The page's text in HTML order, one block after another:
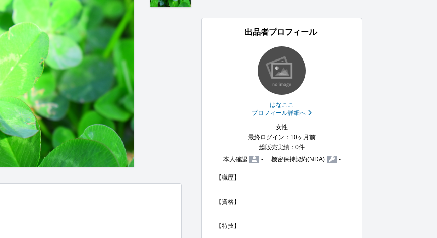
出品者プロフィール
はなここ
プロフィール詳細へ
女性
最終ログイン：10ヶ月前
総販売実績：0件
本人確認
- 機密保持契約(NDA) -
【職歴】
-
【資格】
-
【特技】
-